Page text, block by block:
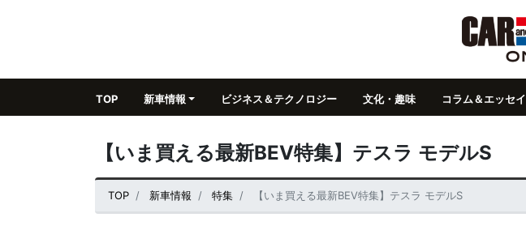
TOP 新車情報 ビジネス＆テクノロジー 文化・趣味 コラム＆エッセイ
【いま買える最新BEV特集】テスラ モデルS
TOP 新車情報 特集 【いま買える最新BEV特集】テスラ モデルS